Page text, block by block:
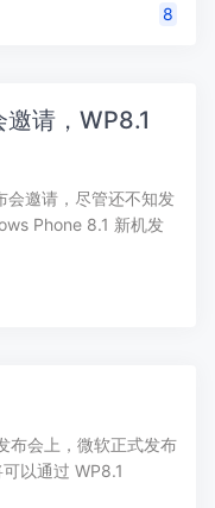
8
请，WP8.1
会邀请，尽管还不知发
Phone 8.1 新机发
布会上，微软正式发布
以通过 WP8.1